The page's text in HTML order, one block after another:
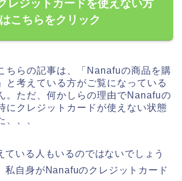
レジットカードを使えない方
はこちらをクリック
ちらの記事は、「Nanafuの商品を購
と考えている方がご覧になっている
。ただ、何かしらの理由でNanafuの
にクレジットカードが使えない状態
、、、
ている人もいるのではないでしょう
私自身がNanafuのクレジットカード